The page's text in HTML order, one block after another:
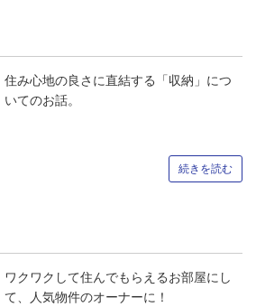
住み心地の良さに直結する「収納」につ
いてのお話。
続きを読む
ワクワクして住んでもらえるお部屋にし
て、人気物件のオーナーに！